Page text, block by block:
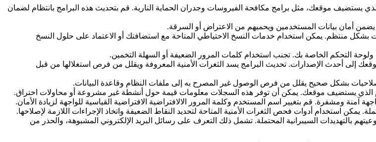
الذي يستضيف موقعك، مثل برامج مكافحة الفيروسات وجدران الحماية النارية. قم بتحديث هذه البرامج بانتظام لضمان
بشكل منتظم. يمكن استخدام خدمات النسخ الاحتياطي المتاحة مع استضافتك أو الاعتماد على حلول النسخ
التحكم الخاصة بك. تجنب استخدام كلمات المرور الضعيفة أو السهلة التخمين.
إلى أحدث الإصدارات. تحديث البرامج يسد الثغرات الأمنية المعروفة ويقلل من فرص استغلالها من قبل
بشكل صحيح يقلل من فرص الوصول غير المصرح به إلى ملفات النظام وقاعدة البيانات.
يستضيف موقعك. يمكن أن توفر هذه السجلات معلومات قيمة حول أنشطة غير مشروعة أو محاولات اختراق.
آمنة ومشفرة. قم بتغيير اسم المستخدم وكلمة المرور الالافتراضية الافتراضية القياسية للواجهة لزيادة الأمان.
استخدام أدوات فحص الثغرات الأمنية المتاحة لتحديد النقاط الضعيفة واتخاذ الإجراءات اللازمة لإصلاحها.
بالتهديدات السيبرانية المحتملة. تشمل ذلك التعرف على رسائل البريد الإلكتروني المشبوهة، والحذر من